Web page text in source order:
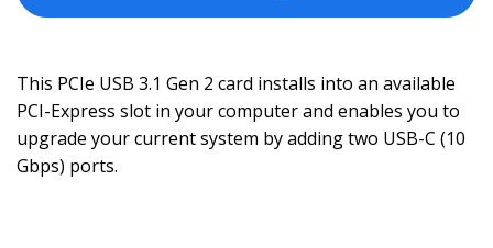
This PCIe USB 3.1 Gen 2 card installs into an available
PCI-Express slot in your computer and enables you to
upgrade your current system by adding two USB-C (10
Gbps) ports.